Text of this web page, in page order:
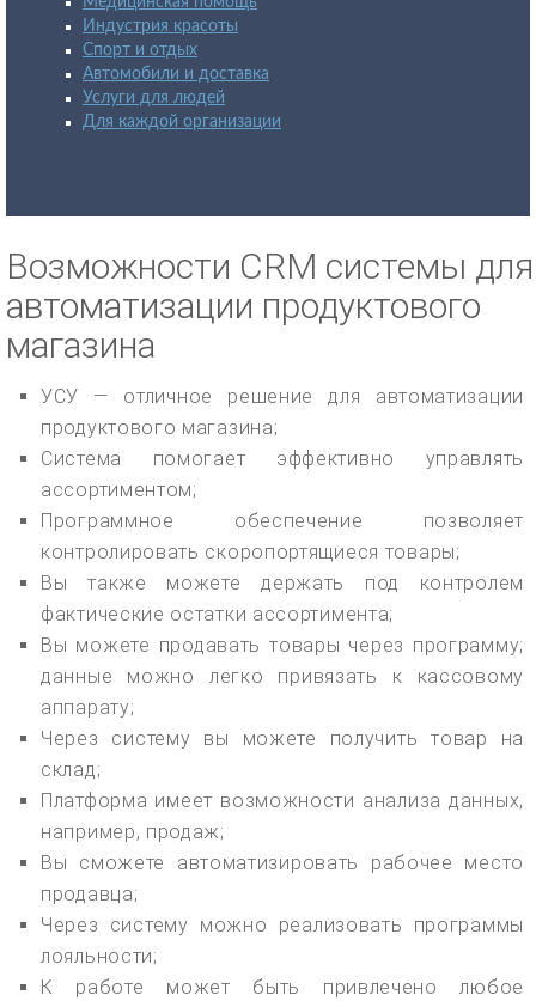
Индустрия красоты
Спорт и отдых
Автомобили и доставка
Услуги для людей
Для каждой организации
Возможности CRM системы для
автоматизации продуктового
магазина
УСУ — отличное решение для автоматизации
продуктового магазина;
Система помогает эффективно управлять
ассортиментом;
Программное обеспечение позволяет
контролировать скоропортящиеся товары;
Вы также можете держать под контролем
фактические остатки ассортимента;
Вы можете продавать товары через программу;
данные можно легко привязать к кассовому
аппарату;
Через систему вы можете получить товар на
склад;
Платформа имеет возможности анализа данных,
например, продаж;
Вы сможете автоматизировать рабочее место
продавца;
Через систему можно реализовать программы
лояльности;
К работе может быть привлечено любое